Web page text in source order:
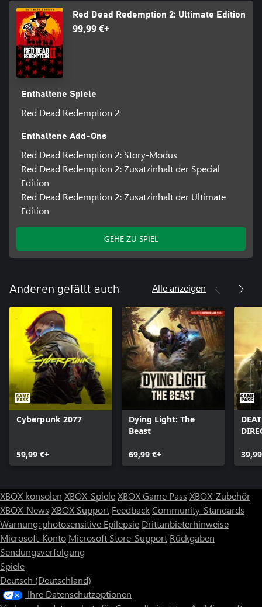
Red Dead Redemption 2: Ultimate Edition
99,99 €+
Enthaltene Spiele
Red Dead Redemption 2
Enthaltene Add-Ons
Red Dead Redemption 2: Story-Modus
Red Dead Redemption 2: Zusatzinhalt der Special
Edition
Red Dead Redemption 2: Zusatzinhalt der Ultimate
Edition
GEHE ZU SPIEL
Anderen gefällt auch Alle anzeigen
Cyberpunk 2077
59,99 €+
Dying Light: The
Beast
69,99 €+
XBOX konsolen XBOX-SpieleXBOX Game Pass XBOX-Zubehör
XBOX-News XBOX Support FeedbackCommunity-Standards
Warnung: photosensitive Epilepsie Drittanbieterhinweise
Microsoft-Konto Microsoft Store-Support Rückgaben
Sendungsverfolgung
Spiele
Deutsch (Deutschland)
Ihre Datenschutzoptionen